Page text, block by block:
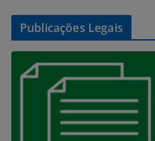
Publicações Legais